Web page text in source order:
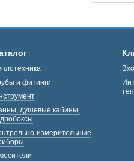
и фитинги
душевые кабины,
измерительные